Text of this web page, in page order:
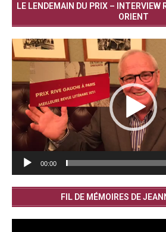
LE LENDEMAIN DU PRIX – INTERVIEW
ORIENT
Lecteur
vidéo
00:00
FIL DE MÉMOIRES DE